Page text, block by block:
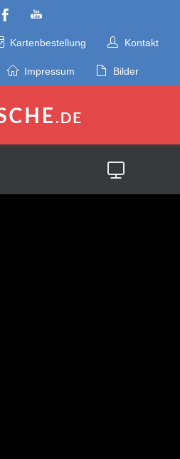
Kartenbestellung Kontakt
Impressum Bilder